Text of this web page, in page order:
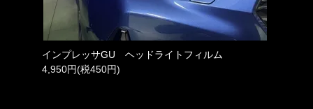
インプレッサGU ヘッドライトフィルム
4,950円(税450円)